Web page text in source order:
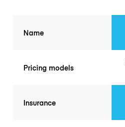
Name
Pricing models
Insurance